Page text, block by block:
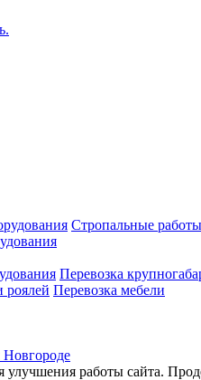
Стропальные работы
Перевозка
роялей Перевозка мебели
работы сайта.